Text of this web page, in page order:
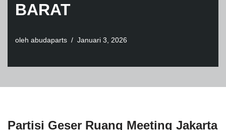
BARAT
oleh abudaparts Januari 3, 2026
Partisi Geser Ruang Meeting Jakarta